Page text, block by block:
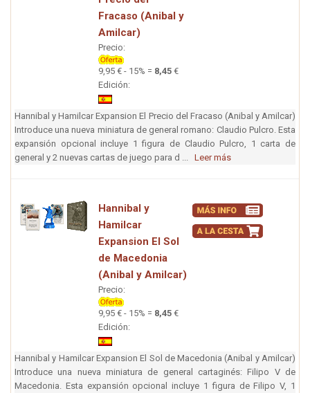
Fracaso (Anibal y
Amilcar)
Precio:
9,95 € - 15% = 8,45 €
Edición:
Hannibal y Hamilcar Expansion El Precio del Fracaso (Anibal y Amilcar)
Introduce una nueva miniatura de general romano: Claudio Pulcro. Esta
expansión opcional incluye 1 figura de Claudio Pulcro, 1 carta de
general y 2 nuevas cartas de juego para d ... Leer más
Hannibal y
Hamilcar
Expansion El Sol
de Macedonia
(Anibal y Amilcar)
Precio:
9,95 € - 15% = 8,45 €
Edición:
Hannibal y Hamilcar Expansion El Sol de Macedonia (Anibal y Amilcar)
Introduce una nueva miniatura de general cartaginés: Filipo V de
Macedonia. Esta expansión opcional incluye 1 figura de Filipo V, 1